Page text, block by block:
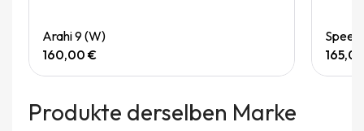
Arahi 9 (W)
160,00 €
Produkte derselben Marke